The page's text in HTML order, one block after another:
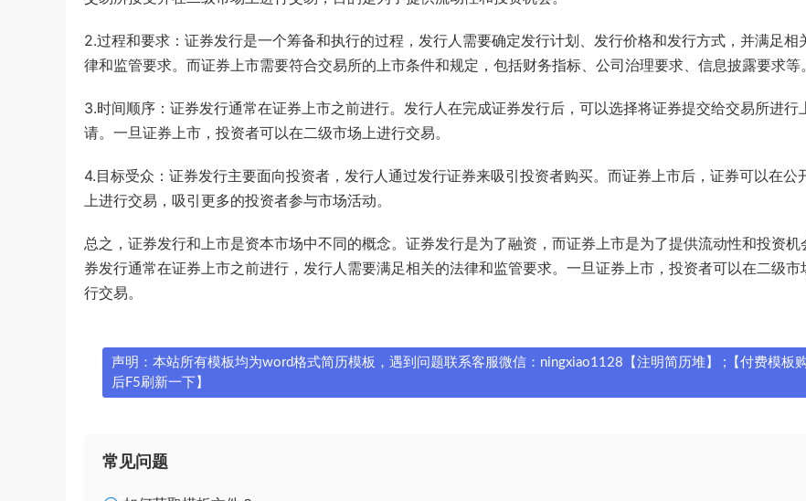
2.过程和要求：证券发行是一个筹备和执行的过程，发行人需要确定发行计划、发行价格和发行方式，并满足相
律和监管要求。而证券上市需要符合交易所的上市条件和规定，包括财务指标、公司治理要求、信息披露要求等。
3.时间顺序：证券发行通常在证券上市之前进行。发行人在完成证券发行后，可以选择将证券提交给交易所进行
请。一旦证券上市，投资者可以在二级市场上进行交易。
4.目标受众：证券发行主要面向投资者，发行人通过发行证券来吸引投资者购买。而证券上市后，证券可以在公
上进行交易，吸引更多的投资者参与市场活动。
总之，证券发行和上市是资本市场中不同的概念。证券发行是为了融资，而证券上市是为了提供流动性和投资机
券发行通常在证券上市之前进行，发行人需要满足相关的法律和监管要求。一旦证券上市，投资者可以在二级市
行交易。
声明：本站所有模板均为word格式简历模板，遇到问题联系客服微信：ningxiao1128【注明简历堆】 ;【付费模板
后F5刷新一下】
常见问题